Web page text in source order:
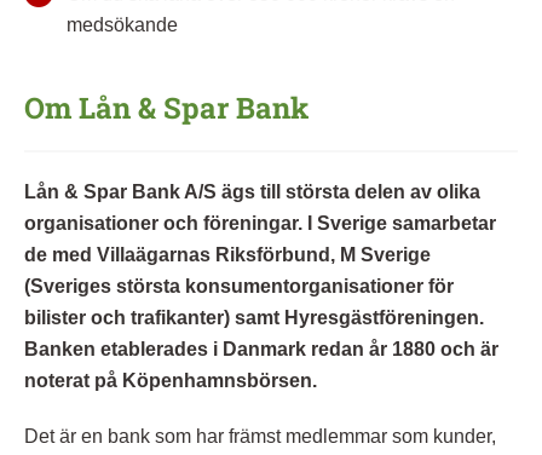
medsökande
Om Lån & Spar Bank
Lån & Spar Bank A/S ägs till största delen av olika
organisationer och föreningar. I Sverige samarbetar
de med Villaägarnas Riksförbund, M Sverige
(Sveriges största konsumentorganisationer för
bilister och trafikanter) samt Hyresgästföreningen.
Banken etablerades i Danmark redan år 1880 och är
noterat på Köpenhamnsbörsen.
Det är en bank som har främst medlemmar som kunder,